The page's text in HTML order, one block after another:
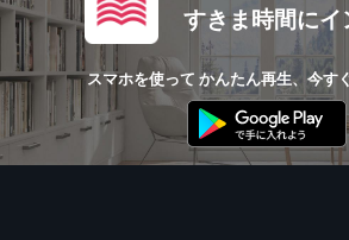
すきま時間にイ
スマホを使って かんたん再生、今す